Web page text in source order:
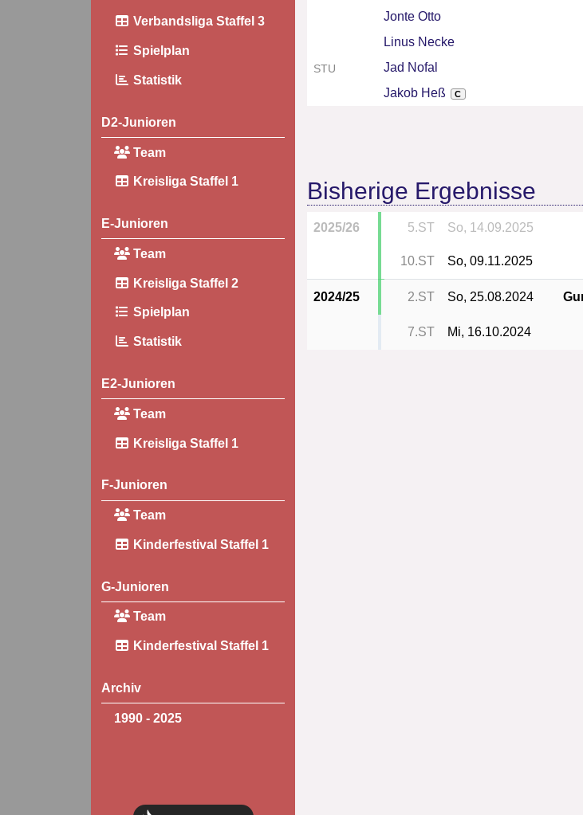
Verbandsliga Staffel 3
Spielplan
Statistik
D2-Junioren
Team
Kreisliga Staffel 1
E-Junioren
Team
Kreisliga Staffel 2
Spielplan
Statistik
E2-Junioren
Team
Kreisliga Staffel 1
F-Junioren
Team
Kinderfestival Staffel 1
G-Junioren
Team
Kinderfestival Staffel 1
Archiv
1990 - 2025
Jonte Otto
Linus Necke
STU
Jad Nofal
Jakob Heß
C
Bisherige Ergebnisse
2025/26 5.ST So, 14.09.2025
10.ST So, 09.11.2025
2024/25 2.ST So, 25.08.2024
7.ST Mi, 16.10.2024